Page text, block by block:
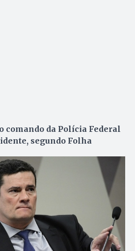
comando da Polícia Federal
segundo Folha